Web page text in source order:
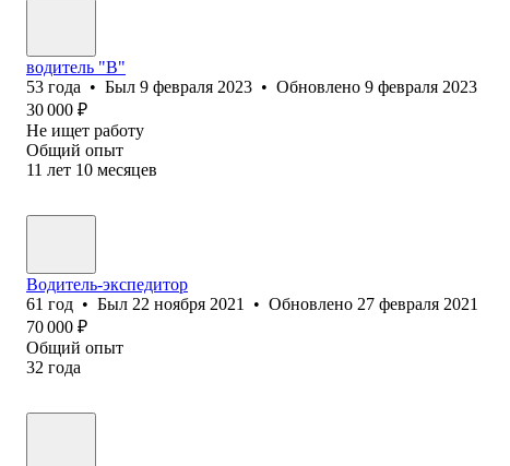
водитель "В"
53 года • Был 9 февраля 2023 • Обновлено 9 февраля 2023
30 000 ₽
Не ищет работу
Общий опыт
11 лет 10 месяцев
Водитель-экспедитор
61 год • Был 22 ноября 2021 • Обновлено 27 февраля 2021
70 000 ₽
Общий опыт
32 года